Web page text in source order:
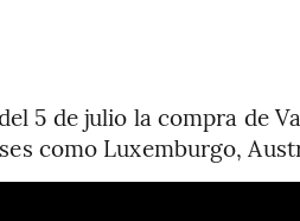
5 de julio la compra de
como Luxemburgo,